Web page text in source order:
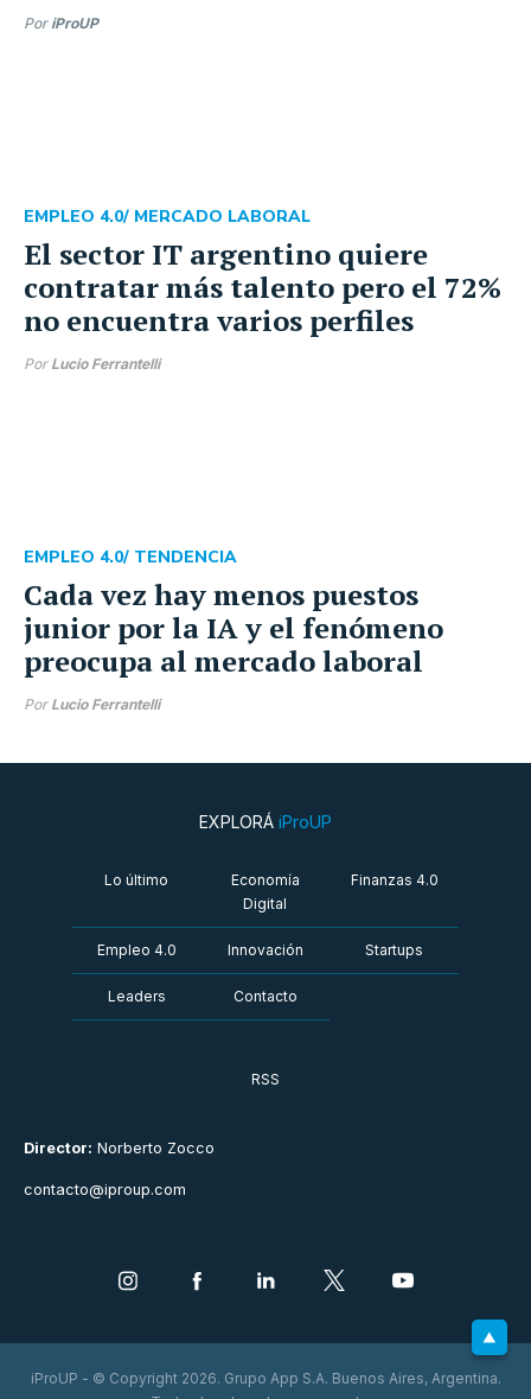
Por iProUP
El sector IT argentino quiere
contratar más talento pero el 72%
no encuentra varios perfiles
EMPLEO 4.0/ MERCADO LABORAL
Por Lucio Ferrantelli
Cada vez hay menos puestos
junior por la IA y el fenómeno
preocupa al mercado laboral
EMPLEO 4.0/ TENDENCIA
Por Lucio Ferrantelli
Director: Norberto Zocco
contacto@iproup.com
EXPLORÁ iProUP
Lo último
Economía
Digital
Finanzas 4.0
Empleo 4.0 Innovación Startups
Leaders Contacto
RSS
iProUP - © Copyright 2026. Grupo App S.A. Buenos Aires, Argentina.